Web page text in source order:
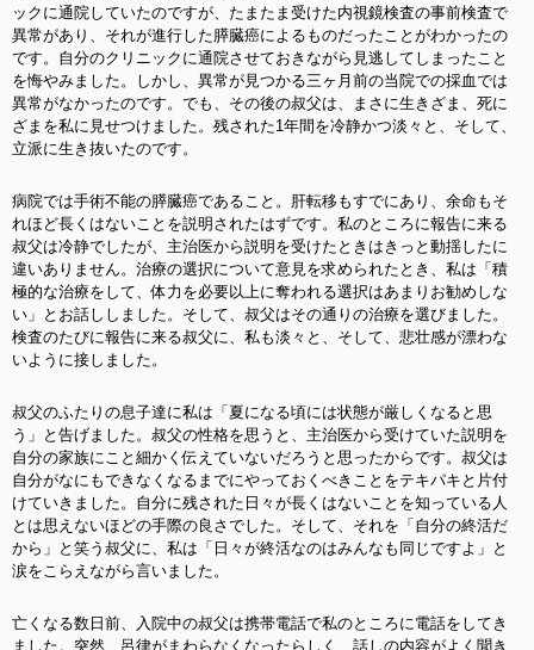
ックに通院していたのですが、たまたま受けた内視鏡検査の事前検査で
異常があり、それが進行した膵臓癌によるものだったことがわかったの
です。自分のクリニックに通院させておきながら見逃してしまったこと
を悔やみました。しかし、異常が見つかる三ヶ月前の当院での採血では
異常がなかったのです。でも、その後の叔父は、まさに生きざま、死に
ざまを私に見せつけました。残された1年間を冷静かつ淡々と、そして、
立派に生き抜いたのです。
病院では手術不能の膵臓癌であること。肝転移もすでにあり、余命もそ
れほど長くはないことを説明されたはずです。私のところに報告に来る
叔父は冷静でしたが、主治医から説明を受けたときはきっと動揺したに
違いありません。治療の選択について意見を求められたとき、私は「積
極的な治療をして、体力を必要以上に奪われる選択はあまりお勧めしな
い」とお話ししました。そして、叔父はその通りの治療を選びました。
検査のたびに報告に来る叔父に、私も淡々と、そして、悲壮感が漂わな
いように接しました。
叔父のふたりの息子達に私は「夏になる頃には状態が厳しくなると思
う」と告げました。叔父の性格を思うと、主治医から受けていた説明を
自分の家族にこと細かく伝えていないだろうと思ったからです。叔父は
自分がなにもできなくなるまでにやっておくべきことをテキパキと片付
けていきました。自分に残された日々が長くはないことを知っている人
とは思えないほどの手際の良さでした。そして、それを「自分の終活だ
から」と笑う叔父に、私は「日々が終活なのはみんなも同じですよ」と
涙をこらえながら言いました。
亡くなる数日前、入院中の叔父は携帯電話で私のところに電話をしてき
ました。突然、呂律がまわらなくなったらしく、話しの内容がよく聞き